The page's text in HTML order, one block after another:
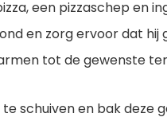
een pizzaschep en
en zorg ervoor dat hij
tot de gewenste
schuiven en bak deze